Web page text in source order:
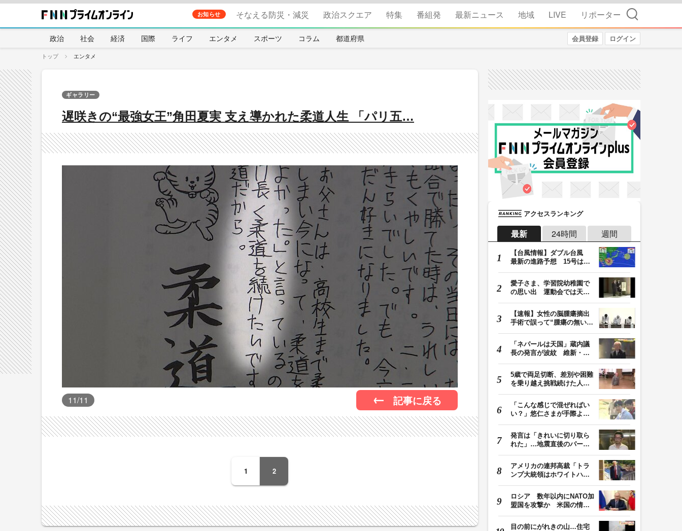
お知らせ そなえる防災・減災 政治スクエア 特集 番組発 最新ニュース 地域 LIVE リポーター 検索
政治 社会 経済 国際 ライフ エンタメ スポーツ コラム 都道府県 会員登録 ログイン
トップ エンタメ
遅咲きの“最強女王”角田夏実 支え導かれた柔道人生 「パリ五…
ギャラリー
11/11 記事に戻る
1 2
アクセスランキング
最新 24時間 週間
【台風情報】ダブル台風
最新の進路予想 15号は北
愛子さま、学習院幼稚園で
の思い出 運動会では天皇
【速報】女性の脳腫瘍摘出
手術で誤って“腫瘍の無い部
「ネパールは天国」蔵内議
長の発言が波紋 維新・吉
5歳で両足切断、差別や困難
を乗り越え挑戦続けた人
「こんな感じで混ぜればい
い？」悠仁さまが手際よく
発言は「きれいに切り取ら
れた」…地震直後のパーテ
アメリカの連邦高裁「トラ
ンプ大統領はホワイトハウ
ロシア 数年以内にNATO加
盟国を攻撃か 米国の情報
目の前にがれきの山…住宅